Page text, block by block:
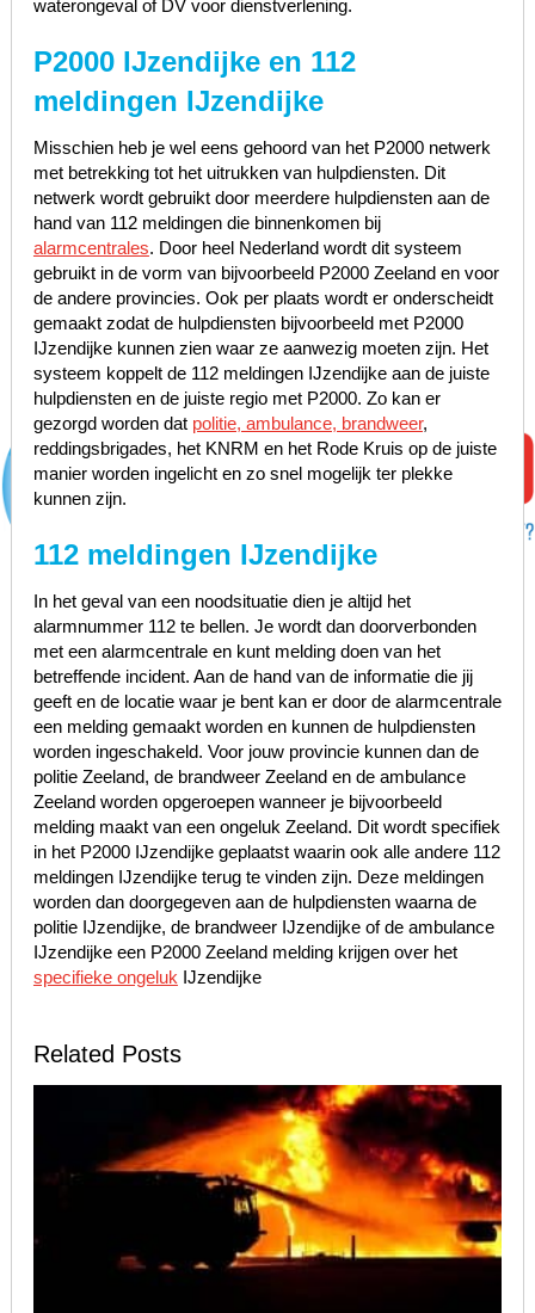
waterongeval of DV voor dienstverlening.
P2000 IJzendijke en 112
meldingen IJzendijke
Misschien heb je wel eens gehoord van het P2000 netwerk
met betrekking tot het uitrukken van hulpdiensten. Dit
netwerk wordt gebruikt door meerdere hulpdiensten aan de
hand van 112 meldingen die binnenkomen bij
alarmcentrales. Door heel Nederland wordt dit systeem
gebruikt in de vorm van bijvoorbeeld P2000 Zeeland en voor
de andere provincies. Ook per plaats wordt er onderscheidt
gemaakt zodat de hulpdiensten bijvoorbeeld met P2000
IJzendijke kunnen zien waar ze aanwezig moeten zijn. Het
systeem koppelt de 112 meldingen IJzendijke aan de juiste
hulpdiensten en de juiste regio met P2000. Zo kan er
gezorgd worden dat politie, ambulance, brandweer,
reddingsbrigades, het KNRM en het Rode Kruis op de juiste
manier worden ingelicht en zo snel mogelijk ter plekke
kunnen zijn.
112 meldingen IJzendijke
In het geval van een noodsituatie dien je altijd het
alarmnummer 112 te bellen. Je wordt dan doorverbonden
met een alarmcentrale en kunt melding doen van het
betreffende incident. Aan de hand van de informatie die jij
geeft en de locatie waar je bent kan er door de alarmcentrale
een melding gemaakt worden en kunnen de hulpdiensten
worden ingeschakeld. Voor jouw provincie kunnen dan de
politie Zeeland, de brandweer Zeeland en de ambulance
Zeeland worden opgeroepen wanneer je bijvoorbeeld
melding maakt van een ongeluk Zeeland. Dit wordt specifiek
in het P2000 IJzendijke geplaatst waarin ook alle andere 112
meldingen IJzendijke terug te vinden zijn. Deze meldingen
worden dan doorgegeven aan de hulpdiensten waarna de
politie IJzendijke, de brandweer IJzendijke of de ambulance
IJzendijke een P2000 Zeeland melding krijgen over het
specifieke ongelukIJzendijke
Related Posts